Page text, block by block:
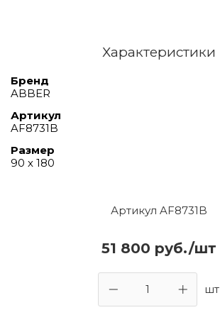
Артикул AF8731B
51 800 руб./шт
шт
Характеристики
Бренд
ABBER
Артикул
AF8731B
Размер
90 х 180